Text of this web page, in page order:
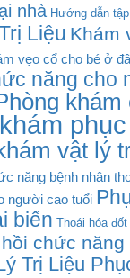
nhà Hướng dẫn
Liệu Khám
vẹo cổ cho bé ở
năng cho
vật lý
năng bệnh nhân
người cao tuổi
biến Thoái hóa
chức
Trị Liệu